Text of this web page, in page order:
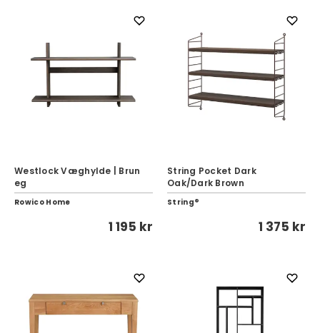
Westlock Væghylde | Brun
eg
Rowico Home
1 195 kr
String Pocket Dark
Oak/Dark Brown
String®
1 375 kr